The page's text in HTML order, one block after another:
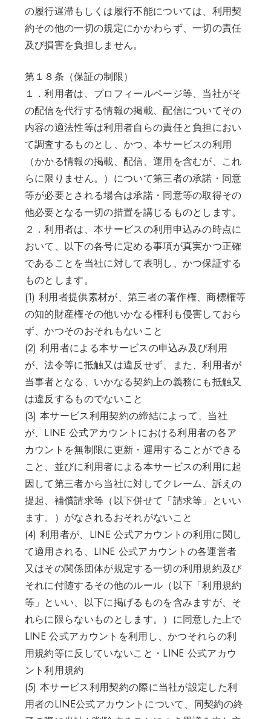
NEWS
RECRUIT
COLUMN
の履行遅滞もしくは履行不能については、利用契
約その他の一切の規定にかかわらず、一切の責任
及び損害を負担しません。
第１８条（保証の制限）
１．利用者は、プロフィールページ等、当社がそ
の配信を代行する情報の掲載、配信についてその
内容の適法性等は利用者自らの責任と負担におい
て調査するものとし、かつ、本サービスの利用
（かかる情報の掲載、配信、運用を含むが、これ
らに限りません。）について第三者の承諾・同意
等が必要とされる場合は承諾・同意等の取得その
他必要となる一切の措置を講じるものとします。
２．利用者は、本サービスの利用申込みの時点に
おいて、以下の各号に定める事項が真実かつ正確
であることを当社に対して表明し、かつ保証する
ものとします。
(1) 利用者提供素材が、第三者の著作権、商標権等
の知的財産権その他いかなる権利も侵害しておら
ず、かつそのおそれもないこと
(2) 利用者による本サービスの申込み及び利用
が、法令等に抵触又は違反せず、また、利用者が
当事者となる、いかなる契約上の義務にも抵触又
は違反するものでないこと
(3) 本サービス利用契約の締結によって、当社
が、LINE 公式アカウントにおける利用者の各ア
カウントを無制限に更新・運用することができる
こと、並びに利用者による本サービスの利用に起
因して第三者から当社に対してクレーム、訴えの
提起、補償請求等（以下併せて「請求等」といい
ます。）がなされるおそれがないこと
(4) 利用者が、LINE 公式アカウントの利用に関し
て適用される、LINE 公式アカウントの各運営者
又はその関係団体が規定する一切の利用規約及び
それに付随するその他のルール（以下「利用規約
等」といい、以下に掲げるものを含みますが、そ
れらに限らないものとします。）に同意した上で
LINE 公式アカウントを利用し、かつそれらの利
用規約等に反していないこと・LINE 公式アカウ
ント利用規約
(5) 本サービス利用契約の際に当社が設定した利
用者のLINE公式アカウントについて、同契約の終